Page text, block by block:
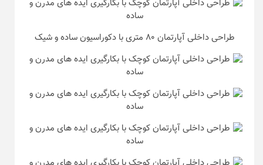
طراحی داخلی آپارتمان ۸۰ متری با دکوراسیون ساده و شیک